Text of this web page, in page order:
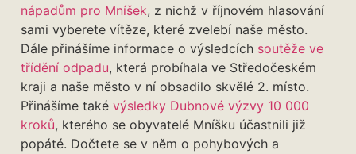
nápadům pro Mníšek, z nichž v říjnovém hlasování
sami vyberete vítěze, které zvelebí naše město.
Dále přinášíme informace o výsledcích soutěže ve
třídění odpadu, která probíhala ve Středočeském
kraji a naše město v ní obsadilo skvělé 2. místo.
Přinášíme také výsledky Dubnové výzvy 10 000
kroků, kterého se obyvatelé Mníšku účastnili již
popáté. Dočtete se v něm o pohybových a